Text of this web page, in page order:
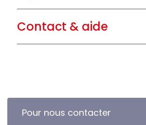
Contact & aide
Pour nous contacter